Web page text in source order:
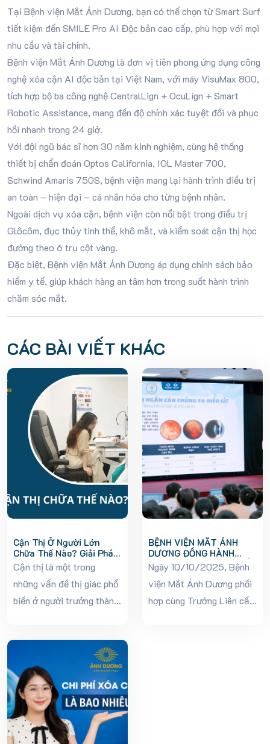
Tại Bệnh viện Mắt Ánh Dương, bạn có thể chọn từ Smart Surf
tiết kiệm đến SMILE Pro AI Độc bản cao cấp, phù hợp với mọi
nhu cầu và tài chính.
Bệnh viện Mắt Ánh Dương là đơn vị tiên phong ứng dụng công
nghệ xóa cận AI độc bản tại Việt Nam, với máy VisuMax 800,
tích hợp bộ ba công nghệ CentralLign + OcuLign + Smart
Robotic Assistance, mang đến độ chính xác tuyệt đối và phục
hồi nhanh trong 24 giờ.
Với đội ngũ bác sĩ hơn 30 năm kinh nghiệm, cùng hệ thống
thiết bị chẩn đoán Optos California, IOL Master 700,
Schwind Amaris 750S, bệnh viện mang lại hành trình điều trị
an toàn – hiện đại – cá nhân hóa cho từng bệnh nhân.
Ngoài dịch vụ xóa cận, bệnh viện còn nổi bật trong điều trị
Glôcôm, đục thủy tinh thể, khô mắt, và kiểm soát cận thị học
đường theo 6 trụ cột vàng.
Đặc biệt, Bệnh viện Mắt Ánh Dương áp dụng chính sách bảo
hiểm y tế, giúp khách hàng an tâm hơn trong suốt hành trình
chăm sóc mắt.
CÁC BÀI VIẾT KHÁC
Cận Thị Ở Người Lớn
Chữa Thế Nào? Giải Pháp
Cải Thiện Thị Lực Hiệu
Quả
Cận thị là một trong
những vấn đề thị giác phổ
biến ở người trưởng thành,
việc đều gắn liền với máy
tính, điện thoại và môi...
BỆNH VIỆN MẮT ÁNH
DƯƠNG ĐỒNG HÀNH
CÙNG TRƯỜNG LIÊN CẤP
TÂY HÀ NỘI TRONG
CHƯƠNG TRÌNH “SÁNG
MẮT – SÁNG TRÍ”
Ngày 10/10/2025, Bệnh
viện Mắt Ánh Dương phối
hợp cùng Trường Liên cấp